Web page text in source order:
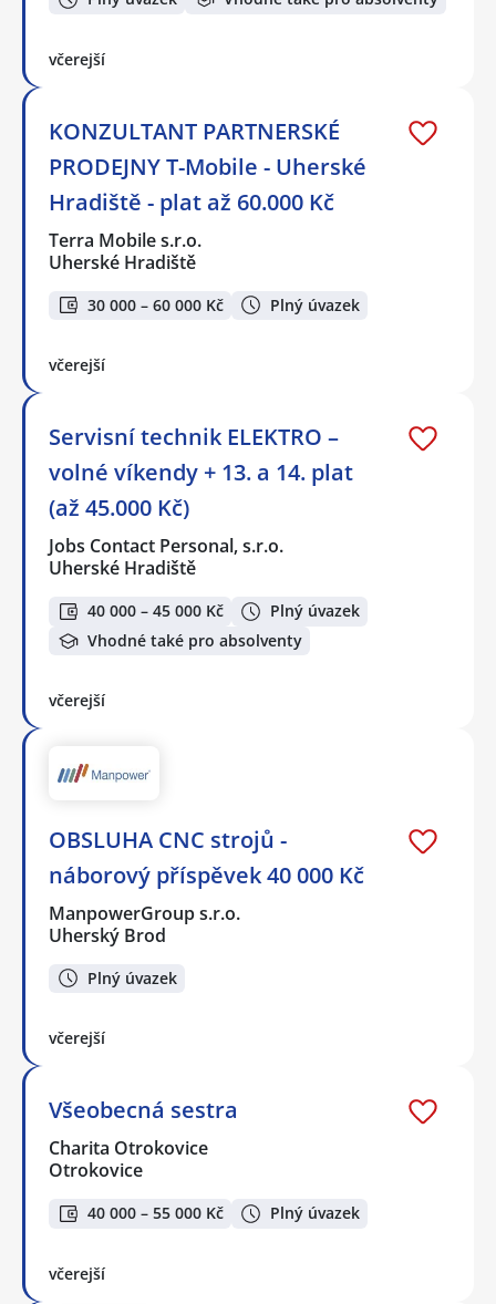
včerejší
KONZULTANT PARTNERSKÉ
PRODEJNY T-Mobile - Uherské
Hradiště - plat až 60.000 Kč
Terra Mobile s.r.o.
Uherské Hradiště
30 000 – 60 000 Kč Plný úvazek
včerejší
Servisní technik ELEKTRO –
volné víkendy + 13. a 14. plat
(až 45.000 Kč)
Jobs Contact Personal, s.r.o.
Uherské Hradiště
40 000 – 45 000 Kč
Plný úvazek
Vhodné také pro absolventy
včerejší
OBSLUHA CNC strojů -
náborový příspěvek 40 000 Kč
ManpowerGroup s.r.o.
Uherský Brod
Plný úvazek
včerejší
Všeobecná sestra
Charita Otrokovice
Otrokovice
40 000 – 55 000 Kč Plný úvazek
včerejší